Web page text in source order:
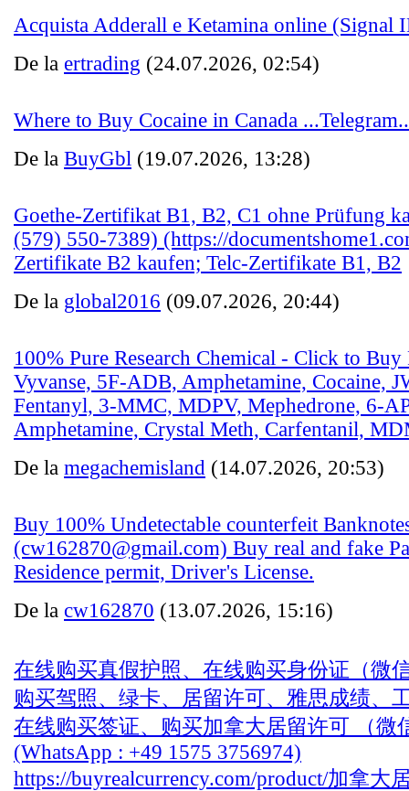
Acquista Adderall e Ketamina online (Signal
De la ertrading (24.07.2026, 02:54)
Where to Buy Cocaine in Canada
De la BuyGbl (19.07.2026, 13:28)
Goethe-Zertifikat B1, B2, C1 ohne Prüfung
(579) 550-7389) (https://
Zertifikate B2 kaufen; Telc-Zertifikate B1, B2
De la global2016 (09.07.2026, 20:44)
100% Pure Research Chemical - Click to
Vyvanse, 5F-ADB, Amphetamine, Cocaine,
Fentanyl, 3-MMC, MDPV, Mephedrone, 6-
Amphetamine, Crystal Meth, Carfentanil,
De la megachemisland (14.07.2026, 20:53)
Buy 100% Undetectable counterfeit
(cw162870@gmail.com) Buy real and fake
Residence permit, Driver's License.
De la cw162870 (13.07.2026, 15:16)
在线购买真假护照、在线购买身份证（微
购买驾照、绿卡、居留许可、雅思成绩、
在线购买签证、购买加拿大居留许可 （微
(WhatsApp : +49 1575 3756974)
https://buyrealcurrency.com/product/加拿大